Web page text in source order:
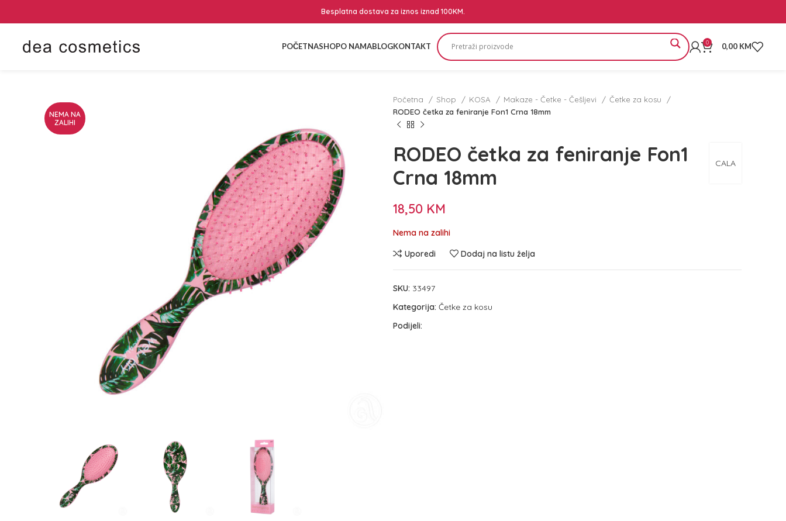
Besplatna dostava za iznos iznad 100KM.
POČETNASHOPO NAMABLOGKONTAKT 0 0,00 KM
NEMA NA
ZALIHI
Početna Shop KOSA Makaze - Četke - Češljevi
Četke za kosu
RODEO četka za feniranje Fon1 Crna 18mm
CALA
RODEO četka za feniranje Fon1
Crna 18mm
18,50 KM
Nema na zalihi
Uporedi
Dodaj na listu želja
SKU: 33497
Kategorija: Četke za kosu
Podijeli: